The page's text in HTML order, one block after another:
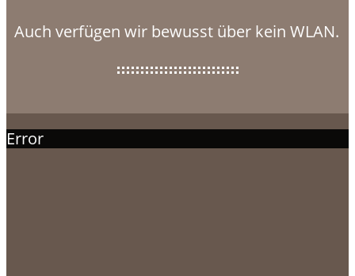
Auch verfügen wir bewusst über kein WLAN.
Error